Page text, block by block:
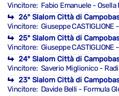
Vincitore: Fabio Emanuele - Osella
26° Slalom Città di
Vincitore: Giuseppe CASTIGLIONE
25° Slalom Città di
Vincitore: Giuseppe CASTIGLIONE
24° Slalom Città di
Vincitore: Saverio Miglionico -
23° Slalom Città di
Vincitore: Davide Belli - Formula